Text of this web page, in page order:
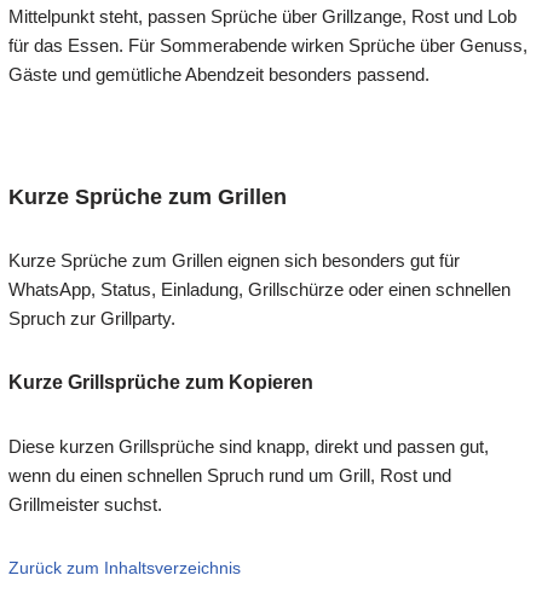
Mittelpunkt steht, passen Sprüche über Grillzange, Rost und Lob
für das Essen. Für Sommerabende wirken Sprüche über Genuss,
Gäste und gemütliche Abendzeit besonders passend.
Kurze Sprüche zum Grillen
Kurze Sprüche zum Grillen eignen sich besonders gut für
WhatsApp, Status, Einladung, Grillschürze oder einen schnellen
Spruch zur Grillparty.
Kurze Grillsprüche zum Kopieren
Diese kurzen Grillsprüche sind knapp, direkt und passen gut,
wenn du einen schnellen Spruch rund um Grill, Rost und
Grillmeister suchst.
Zurück zum Inhaltsverzeichnis